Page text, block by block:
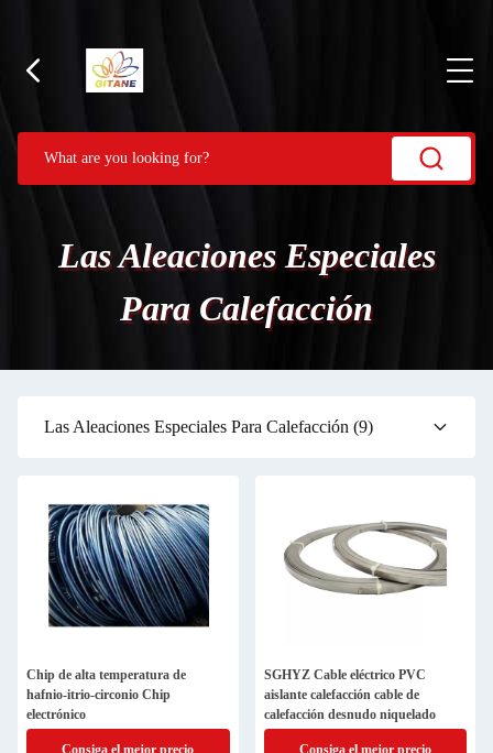
Las Aleaciones Especiales
Para Calefacción
Las Aleaciones Especiales Para Calefacción (9)
Chip de alta temperatura de
hafnio-itrio-circonio Chip
electrónico
Consiga el mejor precio
SGHYZ Cable eléctrico PVC
aislante calefacción cable de
calefacción desnudo niquelado
Consiga el mejor precio